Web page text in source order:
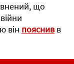
що
він пояснивв